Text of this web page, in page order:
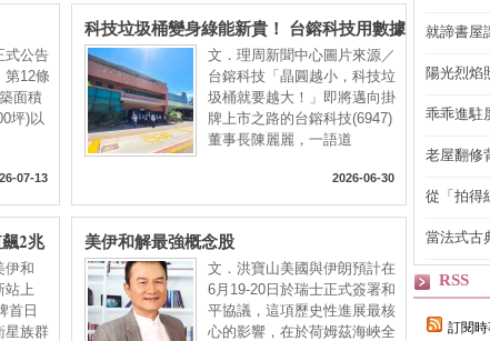
式公告
第12條
面積
坪)以
07-13
科技垃圾桶變身綠能新貴！ 台鎔科技用數據
築起「綠色台灣」護城河文．理周新聞中心圖片來源／
台鎔科技「晶圓越小，科技垃
圾桶就要越大！」即將邁向掛
牌上市之路的台鎔科技(6947)
董事長陳麗麗，一語道
2026-06-30
2兆
躍
伊和
站上
首日
星族群
美伊和解最強概念股
文．洪寶山美國與伊朗預計在
6月19-20日於瑞士正式簽署和
平協議，這項歷史性進展最核
心的影響，在於荷姆茲海峽全
就諦書屋
陽光烈焰
乖乖進駐
老屋翻修
從「拍得
當法式古
RSS
訂閱